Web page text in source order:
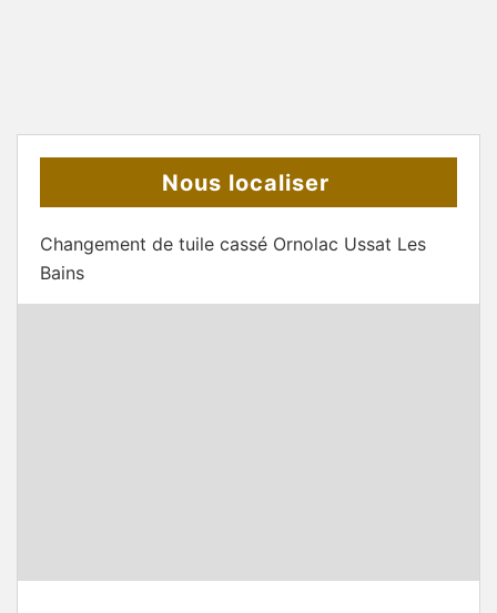
Nous localiser
Changement de tuile cassé Ornolac Ussat Les
Bains